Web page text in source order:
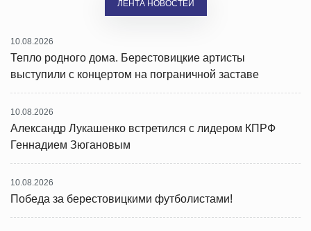
ЛЕНТА НОВОСТЕЙ
10.08.2026
Тепло родного дома. Берестовицкие артисты
выступили с концертом на пограничной заставе
10.08.2026
Александр Лукашенко встретился с лидером КПРФ
Геннадием Зюгановым
10.08.2026
Победа за берестовицкими футболистами!